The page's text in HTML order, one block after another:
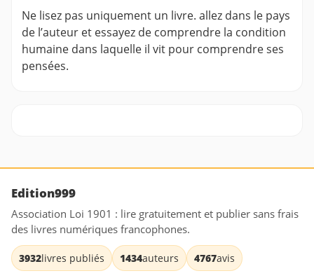
Ne lisez pas uniquement un livre. allez dans le pays
de l’auteur et essayez de comprendre la condition
humaine dans laquelle il vit pour comprendre ses
pensées.
Edition999
Association Loi 1901 : lire gratuitement et publier sans frais
des livres numériques francophones.
3932livres publiés 1434auteurs 4767avis